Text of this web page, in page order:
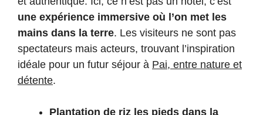
une expérience immersive où l’on met les
mains dans la terre. Les visiteurs ne sont pas
spectateurs mais acteurs, trouvant l’inspiration
idéale pour un futur séjour à Pai, entre nature et
détente.
Plantation de riz les pieds dans la